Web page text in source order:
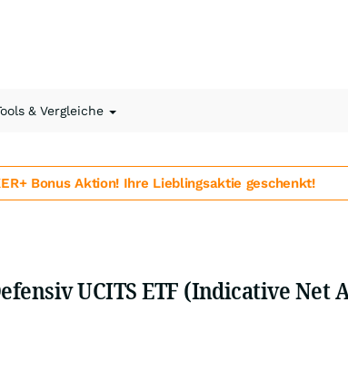
& Vergleiche
Bonus Aktion! Ihre Lieblingsaktie geschenkt!
UCITS ETF (Indicative Net